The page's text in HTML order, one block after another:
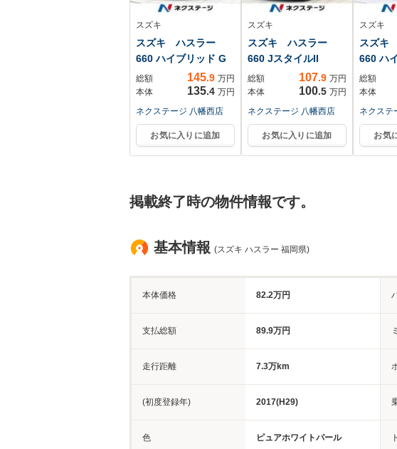
スズキ
スズキ ハスラー
660 ハイブリッド G
総額 145.9 万円
本体
135.4 万円
ネクステージ 八幡西店
お気に入りに追加
スズキ
スズキ ハスラー
660 JスタイルII
総額 107.9 万円
本体
100.5 万円
ネクステージ 八幡西店
お気に入りに追加
スズキ
スズ
660 ハ
総額
本体
ネクステ
お気
掲載終了時の物件情報です。
基本情報 (スズキ ハスラー 福岡県)
本体価格 82.2万円
支払総額 89.9万円
走行距離 7.3万km
(初度登録年) 2017(H29)
色 ピュアホワイトパール